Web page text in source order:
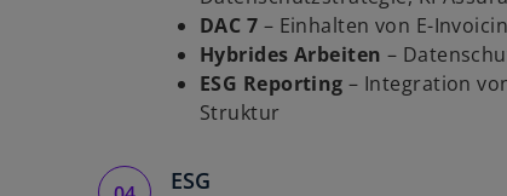
DAC 7 – Einhalten von E-
Hybrides Arbeiten –
ESG Reporting – Integration
Struktur
ESG